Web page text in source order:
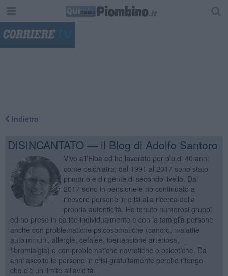
Indietro
DISINCANTATO — il Blog di Adolfo Santoro
Vivo all’Elba ed ho lavorato per più di 40 anni
come psichiatra; dal 1991 al 2017 sono stato
primario e dirigente di secondo livello. Dal
2017 sono in pensione e ho continuato a
ricevere persone in crisi alla ricerca della
propria autenticità. Ho tenuto numerosi gruppi
ed ho preso in carico individualmente e con la famiglia persone
anche con problematiche psicosomatiche (cancro, malattie
autoimmuni, allergie, cefalee, ipertensione arteriosa,
fibromialgia) o con problematiche nevrotiche o psicotiche. Da
anni ascolto le persone in crisi gratuitamente perché ritengo
che c’è un limite all’avidità.